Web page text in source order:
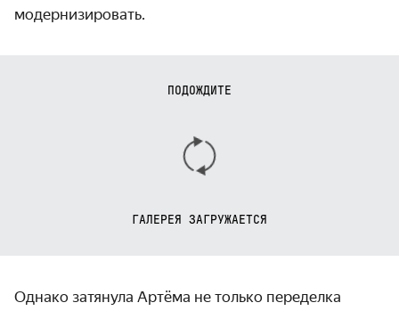
модернизировать.
ПОДОЖДИТЕ
ГАЛЕРЕЯ ЗАГРУЖАЕТСЯ
Однако затянула Артёма не только переделка